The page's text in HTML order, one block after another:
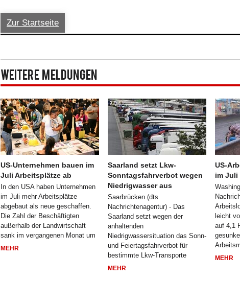
Zur Startseite
Weitere Meldungen
US-Unternehmen bauen im
Juli Arbeitsplätze ab
In den USA haben Unternehmen
im Juli mehr Arbeitsplätze
abgebaut als neue geschaffen.
Die Zahl der Beschäftigten
außerhalb der Landwirtschaft
sank im vergangenen Monat um
MEHR
Saarland setzt Lkw-
Sonntagsfahrverbot wegen
Niedrigwasser aus
Saarbrücken (dts
Nachrichtenagentur) - Das
Saarland setzt wegen der
anhaltenden
Niedrigwassersituation das Sonn-
und Feiertagsfahrverbot für
bestimmte Lkw-Transporte
MEHR
US-
im Juli
leicht
auf 4,1
MEHR